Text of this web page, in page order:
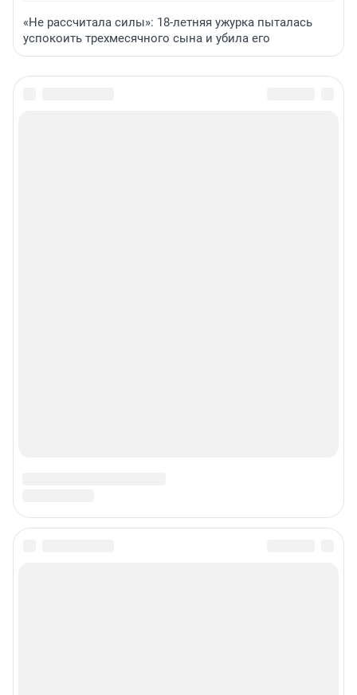
«Не рассчитала силы»: 18-летняя ужурка пыталась
успокоить трехмесячного сына и убила его